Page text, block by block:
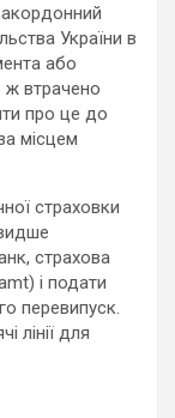
України в
або
ж втрачено
про це до
місцем
страховки
страхова
і подати
перевипуск.
лінії для